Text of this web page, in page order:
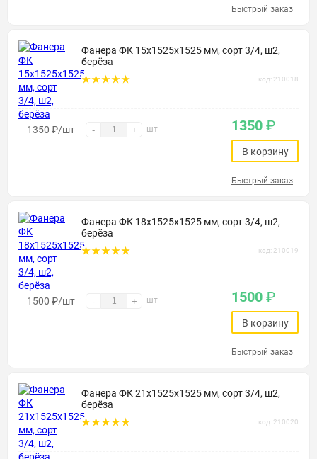
Быстрый заказ
Фанера ФК 15х1525х1525 мм, сорт 3/4, ш2,
берёза
код: 210018
1350 ₽/шт - + шт 1350 ₽
В корзину
Быстрый заказ
Фанера ФК 18х1525х1525 мм, сорт 3/4, ш2,
берёза
код: 210019
1500 ₽/шт - + шт 1500 ₽
В корзину
Быстрый заказ
Фанера ФК 21х1525х1525 мм, сорт 3/4, ш2,
берёза
код: 210020